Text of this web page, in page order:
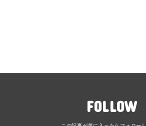
FOLLOW